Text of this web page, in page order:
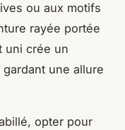
ou aux motifs
rayée portée
uni crée un
une allure
opter pour